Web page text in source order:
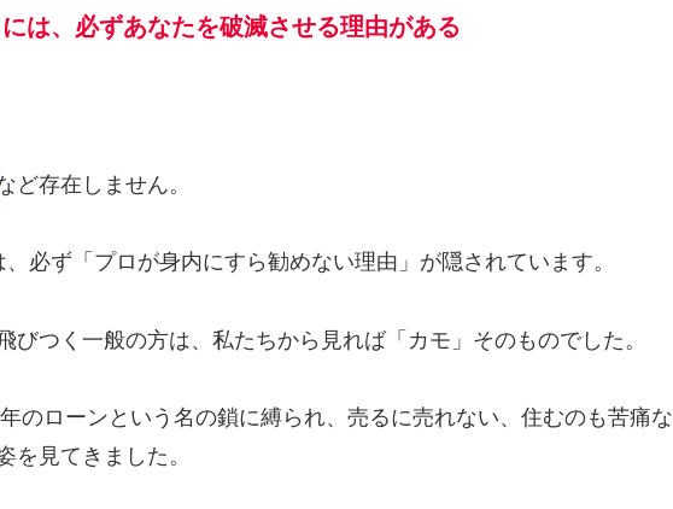
は、必ずあなたを破滅させる理由がある
ど存在しません。
必ず「プロが身内にすら勧めない理由」が隠されています。
びつく一般の方は、私たちから見れば「カモ」そのものでした。
のローンという名の鎖に縛られ、売るに売れない、住むのも苦痛な
を見てきました。